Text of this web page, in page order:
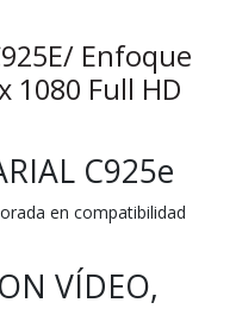
Enfoque
1080 Full HD
C925e
en compatibilidad
VÍDEO,